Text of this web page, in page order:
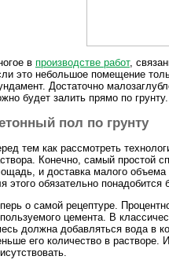
в производстве работ,
это небольшое помещение
Достаточно
будет залить прямо по грунту.
пол по грунту
тем как рассмотреть
Конечно, самый простой
и доставка малого объема
этого обязательно понадобится
о самой рецептуре.
цемента. В
должна добавляться вода в
его количество в